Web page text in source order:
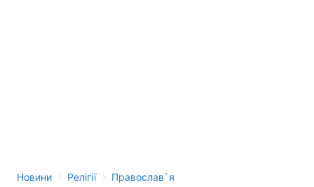
Новини › Релігії › Православ`я